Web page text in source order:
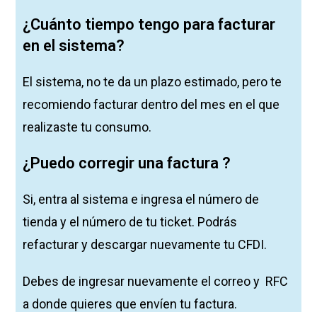
¿Cuánto tiempo tengo para facturar
en el sistema?
El sistema, no te da un plazo estimado, pero te
recomiendo facturar dentro del mes en el que
realizaste tu consumo.
¿Puedo corregir una factura ?
Si, entra al sistema e ingresa el número de
tienda y el número de tu ticket. Podrás
refacturar y descargar nuevamente tu CFDI.
Debes de ingresar nuevamente el correo y RFC
a donde quieres que envíen tu factura.